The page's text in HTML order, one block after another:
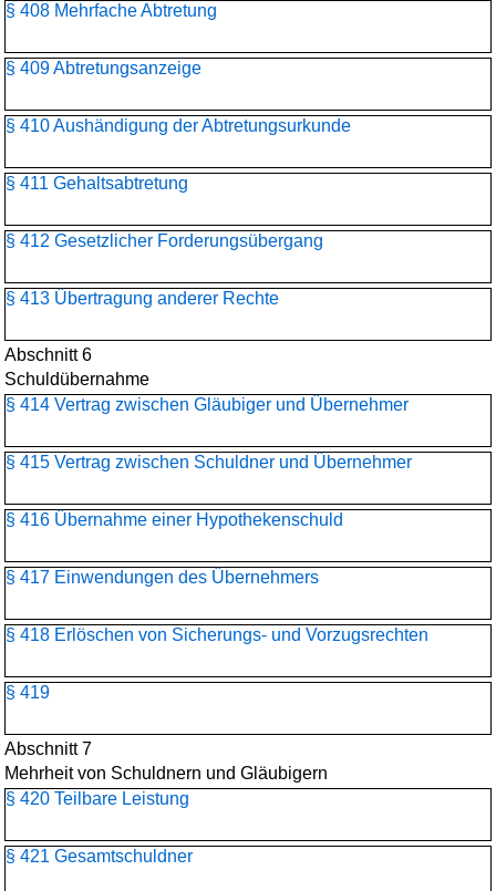
§ 408 Mehrfache Abtretung
§ 409 Abtretungsanzeige
§ 410 Aushändigung der Abtretungsurkunde
§ 411 Gehaltsabtretung
§ 412 Gesetzlicher Forderungsübergang
§ 413 Übertragung anderer Rechte
Abschnitt 6
Schuldübernahme
§ 414 Vertrag zwischen Gläubiger und Übernehmer
§ 415 Vertrag zwischen Schuldner und Übernehmer
§ 416 Übernahme einer Hypothekenschuld
§ 417 Einwendungen des Übernehmers
§ 418 Erlöschen von Sicherungs- und Vorzugsrechten
§ 419
Abschnitt 7
Mehrheit von Schuldnern und Gläubigern
§ 420 Teilbare Leistung
§ 421 Gesamtschuldner